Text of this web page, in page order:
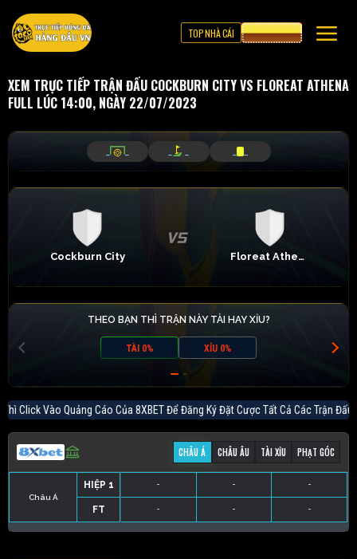
TOP NHÀ CÁI CƯỢC 8XBET
XEM TRỰC TIẾP TRẬN ĐẤU COCKBURN CITY VS FLOREAT ATHENA
FULL LÚC 14:00, NGÀY 22/07/2023
_ _
Cockburn City Floreat Athena
THEO BẠN THÌ TRẬN NÀY TÀI HAY XỈU?
TÀI 0% XỈU 0%
Thì Click Vào Quảng Cáo Của 8XBET Để Đăng Ký Đặt Cược
CHÂU Á CHÂU ÂU TÀI XỈU PHẠT GÓC
Châu Á
HIỆP 1
FT
- - -
- - -